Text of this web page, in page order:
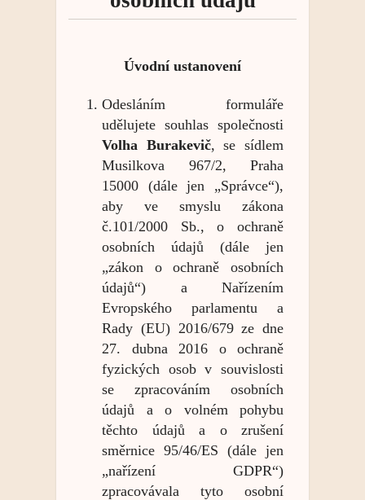
Úvodní ustanovení
Odesláním formuláře
udělujete souhlas společnosti
Volha Burakevič, se sídlem
Musilkova 967/2, Praha
15000 (dále jen „Správce“),
aby ve smyslu zákona
č.101/2000 Sb., o ochraně
osobních údajů (dále jen
„zákon o ochraně osobních
údajů“) a Nařízením
Evropského parlamentu a
Rady (EU) 2016/679 ze dne
27. dubna 2016 o ochraně
fyzických osob v souvislosti
se zpracováním osobních
údajů a o volném pohybu
těchto údajů a o zrušení
směrnice 95/46/ES (dále jen
„nařízení GDPR“)
zpracovávala tyto osobní